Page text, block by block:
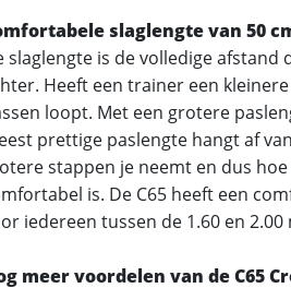
slaglengte van 50
slaglengte is de volledige
Heeft een trainer een
loopt. Met een grotere
prettige paslengte hangt af
stappen je neemt en dus
is. De C65 heeft een
iedereen tussen de 1.60 en 2.00
meer voordelen van de C65